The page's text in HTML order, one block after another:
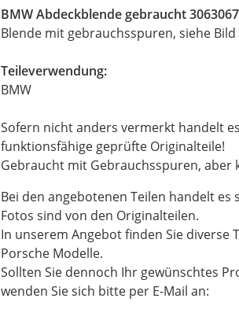
BMW Abdeckblende gebraucht
Blende mit gebrauchsspuren, siehe Bild
Teileverwendung:
BMW
Sofern nicht anders vermerkt handelt
funktionsfähige geprüfte Originalteile!
Gebraucht mit Gebrauchsspuren, aber
Bei den angebotenen Teilen handelt es
Fotos sind von den Originalteilen.
In unserem Angebot finden Sie diverse
Porsche Modelle.
Sollten Sie dennoch Ihr gewünschtes
wenden Sie sich bitte per E-Mail an: